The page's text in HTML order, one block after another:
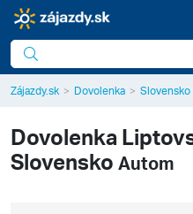
Zájazdy.sk Dovolenka Slovensko
Dovolenka
Slovensko Autom